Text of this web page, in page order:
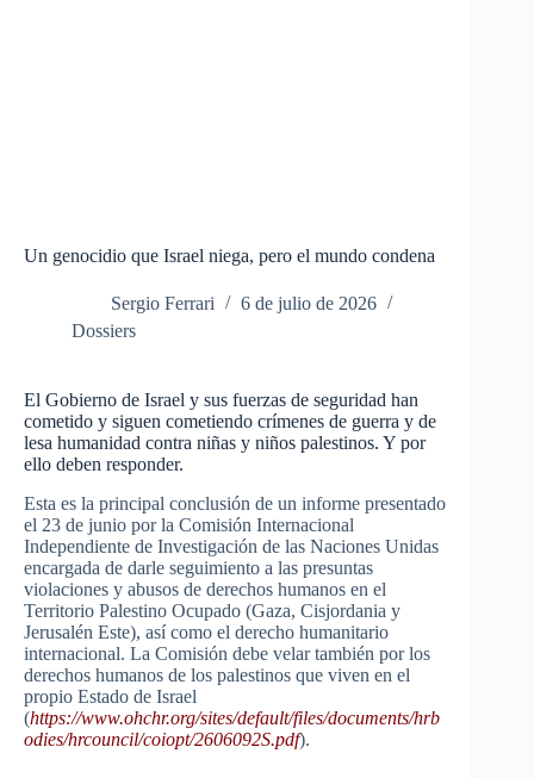
Un genocidio que Israel niega, pero el mundo condena
Sergio Ferrari
6 de julio de 2026
Dossiers
El Gobierno de Israel y sus fuerzas de seguridad han
cometido y siguen cometiendo crímenes de guerra y de
lesa humanidad contra niñas y niños palestinos. Y por
ello deben responder.
Esta es la principal conclusión de un informe presentado
el 23 de junio por la Comisión Internacional
Independiente de Investigación de las Naciones Unidas
encargada de darle seguimiento a las presuntas
violaciones y abusos de derechos humanos en el
Territorio Palestino Ocupado (Gaza, Cisjordania y
Jerusalén Este), así como el derecho humanitario
internacional. La Comisión debe velar también por los
derechos humanos de los palestinos que viven en el
propio Estado de Israel
(https://www.ohchr.org/sites/default/files/documents/hrb
odies/hrcouncil/coiopt/2606092S.pdf).